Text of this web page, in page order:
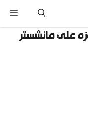
على مانشستر